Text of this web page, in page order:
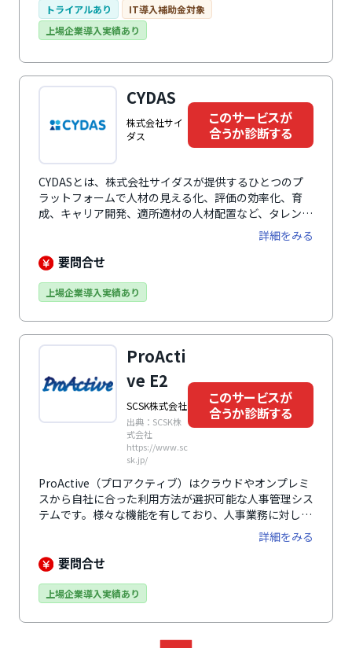
※「ITR Market View：人材管理市場2026」人材管理市
場：ベンダー別売上金額シェア（2024～2025年度予
測）
トライアルあり
IT導入補助金対象
上場企業導入実績あり
CYDAS
株式会社サイ
ダス
このサービスが
合うか診断する
CYDASとは、株式会社サイダスが提供するひとつのプ
ラットフォームで人材の見える化、評価の効率化、育
成、キャリア開発、適所適材の人材配置など、タレント
マネジメントのためのデータ活用がワンプラットフォー
ムで実現できる人事評価システムです。組織の状態を俯
瞰できるダッシュボードでは、入退社の経年推移や雇用
分析できます。人事・社員・管理職・経営者、全ての人
積します。外部システムと柔軟な連携ができるため、あ
らゆる人材情報を集約して活用が可能。データに基づく
施策立案、意思決定に貢献します。
詳細をみる
要問合せ
上場企業導入実績あり
ProActi
ve E2
SCSK株式会社
出典：SCSK株
式会社
https://www.sc
sk.jp/
このサービスが
合うか診断する
ProActive（プロアクティブ）はクラウドやオンプレミ
スから自社に合った利用方法が選択可能な人事管理シス
テムです。様々な機能を有しており、人事業務に対して
詳細をみる
要問合せ
上場企業導入実績あり